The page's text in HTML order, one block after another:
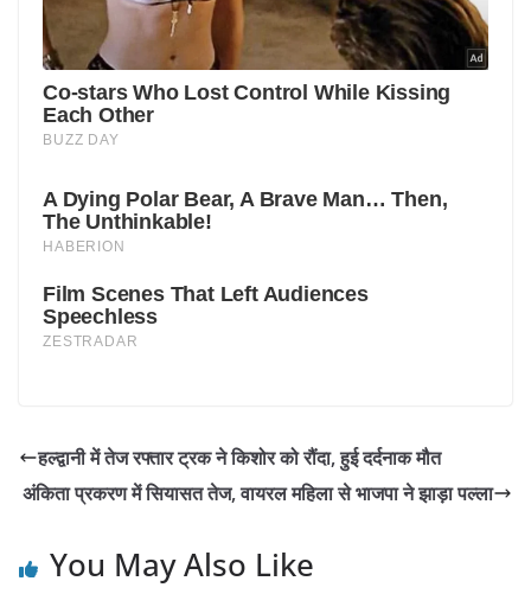
हल्द्वानी में तेज रफ्तार ट्रक ने किशोर को रौंदा, हुई दर्दनाक मौत
अंकिता प्रकरण में सियासत तेज, वायरल महिला से भाजपा ने झाड़ा पल्ला
You May Also Like